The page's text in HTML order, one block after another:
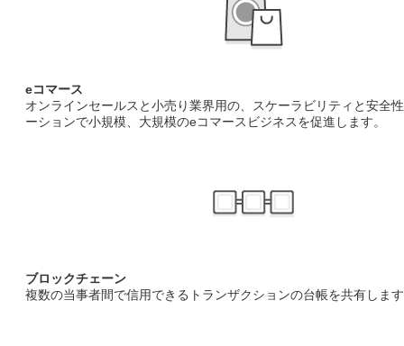
eコマース
オンラインセールスと小売り業界用の、スケーラビリティと安全
ーションで小規模、大規模のeコマースビジネスを促進します。
ブロックチェーン
複数の当事者間で信用できるトランザクションの台帳を共有しま